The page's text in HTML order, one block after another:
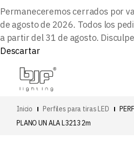
Permaneceremos cerrados por
de agosto de 2026. Todos los
a partir del 31 de agosto.
Descartar
Inicio Perfiles para tiras LED
PLANO UN ALA L3213 2m